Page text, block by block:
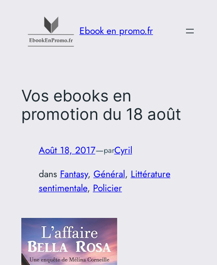
contenu
Ebook en promo.fr
Vos ebooks en
promotion du 18 août
Août 18, 2017—parCyril
dans Fantasy, Général, Littérature
sentimentale, Policier